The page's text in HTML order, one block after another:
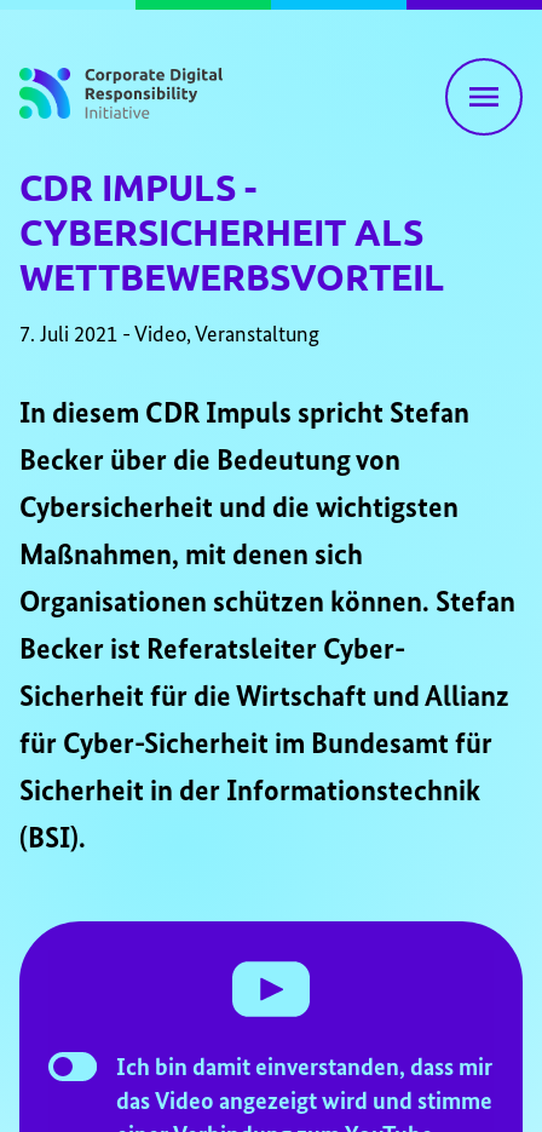
CDR IMPULS -
CYBERSICHERHEIT ALS
WETTBEWERBSVORTEIL
7. Juli 2021 - Video, Veranstaltung
In diesem CDR Impuls spricht Stefan
Becker über die Bedeutung von
Cybersicherheit und die wichtigsten
Maßnahmen, mit denen sich
Organisationen schützen können. Stefan
Becker ist Referatsleiter Cyber-
Sicherheit für die Wirtschaft und Allianz
für Cyber-Sicherheit im Bundesamt für
Sicherheit in der Informationstechnik
(BSI).
Consent Checkbox
CheckboxIch bin damit einverstanden, dass mir
das Video angezeigt wird und stimme